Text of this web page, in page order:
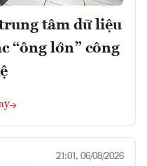
tâm dữ liệu
“ông lớn” công
21:01, 06/08/2026